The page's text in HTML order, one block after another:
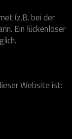
(z.B. bei der
Ein lückenloser
Website ist: